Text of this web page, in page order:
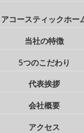
アコースティックホー
当社の特徴
5つのこだわり
代表挨拶
会社概要
アクセス